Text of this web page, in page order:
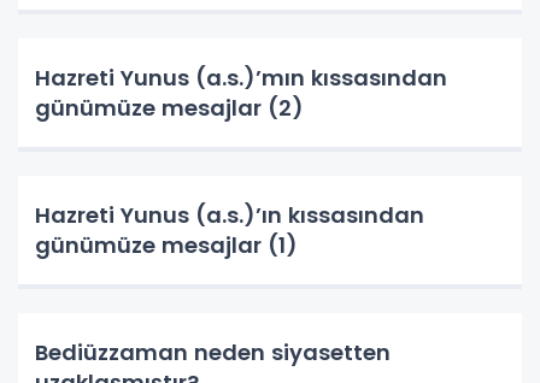
Hazreti Yunus (a.s.)’mın kıssasından
günümüze mesajlar (2)
Hazreti Yunus (a.s.)’ın kıssasından
günümüze mesajlar (1)
Bediüzzaman neden siyasetten